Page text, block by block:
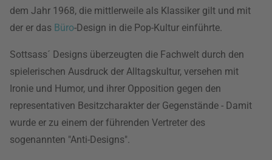
dem Jahr 1968, die mittlerweile als Klassiker gilt und mit
der er das Büro-Design in die Pop-Kultur einführte.
Sottsass´ Designs überzeugten die Fachwelt durch den
spielerischen Ausdruck der Alltagskultur, versehen mit
Ironie und Humor, und ihrer Opposition gegen den
representativen Besitzcharakter der Gegenstände - Damit
wurde er zu einem der führenden Vertreter des
sogenannten "Anti-Designs".